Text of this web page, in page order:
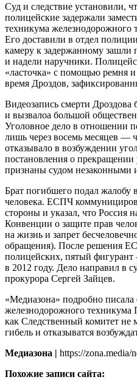
Суд и следствие установили,
полицейские задержали
техникума железнодорожного
Его доставили в отдел
камеру к задержанному зашли
и надели наручники.
«ласточка» с помощью ремня и
время Дроздов,
Видеозапись смерти Дроздова
и вызвалоа большой
Уголовное дело в отношении
лишь через восемь месяцев —
отказывало в возбуждении
постановления о прекращении
признаны судом незаконными
Брат погибшего подал жалобу
человека. ЕСПЧ
стороны и указал, что Россия
Конвенции о защите прав
на жизнь и запрет
обращения). После решения
полицейских, пятый
в 2012 году. Дело направил в
прокурора Сергей Зайцев.
«Медиазона» подробно писала
железнодорожного техникума
как Следственный комитет не
гибель и отказыватся
Медиазона | https://zona.media/
Похожие записи сайта: